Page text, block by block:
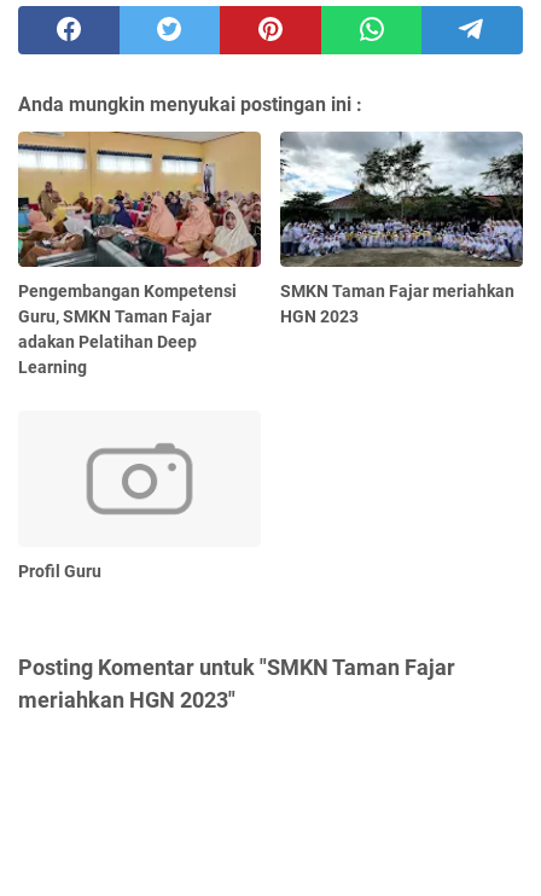
Anda mungkin menyukai postingan ini :
Pengembangan Kompetensi
Guru, SMKN Taman Fajar
adakan Pelatihan Deep
Learning
SMKN Taman Fajar meriahkan
HGN 2023
Profil Guru
Posting Komentar untuk "SMKN Taman Fajar
meriahkan HGN 2023"